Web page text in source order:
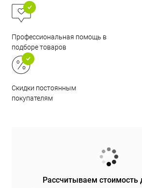
Профессиональная помощь в
подборе товаров
Скидки постоянным
покупателям
Рассчитываем стоимость